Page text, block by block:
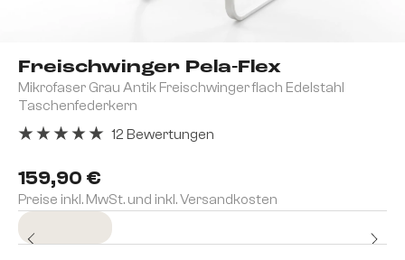
Freischwinger Pela-Flex
Mikrofaser Grau Antik Freischwinger flach Edelstahl
Taschenfederkern
159,90 €
Preise inkl. MwSt. und inkl. Versandkosten
12 Bewertungen